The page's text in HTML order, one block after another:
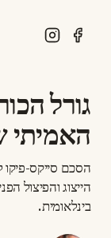
גורל
האמיתי
הסכם סייקס-
הייצוג והפיצול
בינלאומית.